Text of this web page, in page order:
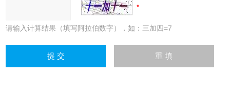
请输入计算结果（填写阿拉伯数字），如：三加四=7